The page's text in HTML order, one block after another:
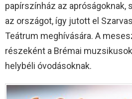
papírszínház az apróságoknak,
az országot, így jutott el
Teátrum meghívására. A
részeként a Brémai
helybéli óvodásoknak.